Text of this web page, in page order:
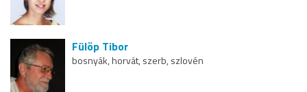
Fülöp Tibor
bosnyák, horvát, szerb, szlovén